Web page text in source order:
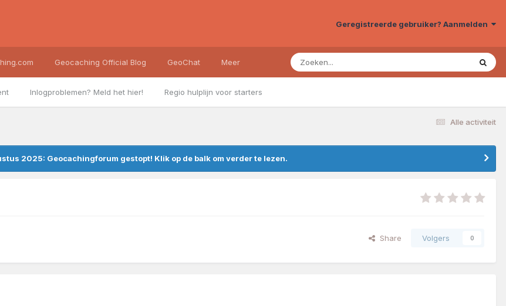
Geregistreerde gebruiker? Aanmelden
Inlogproblemen? Meld het hier! Regio hulplijn voor starters
Geocaching Official Blog GeoChat Meer
Alle activiteit
2025: Geocachingforum gestopt! Klik op de balk om verder te lezen.
Share Volgers 0